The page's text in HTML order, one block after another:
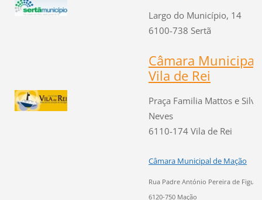
Largo do Município, 14
6100-738 Sertã
Câmara Municipal
Vila de Rei
Praça Familia Mattos e Silva
Neves
6110-174 Vila de Rei
Câmara Municipal de Mação
Rua Padre António Pereira de
6120-750 Mação